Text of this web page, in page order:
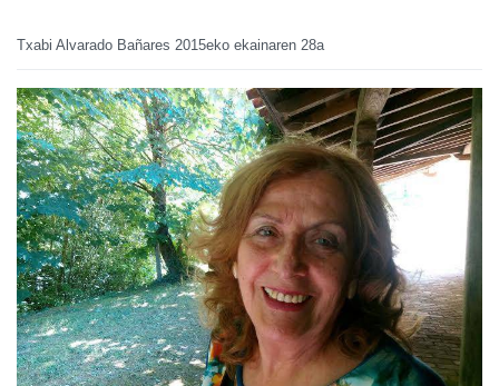
Txabi Alvarado Bañares 2015eko ekainaren 28a